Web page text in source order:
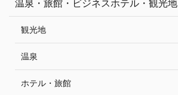
温泉・旅館・ビジネスホテル・観光地
観光地
温泉
ホテル・旅館